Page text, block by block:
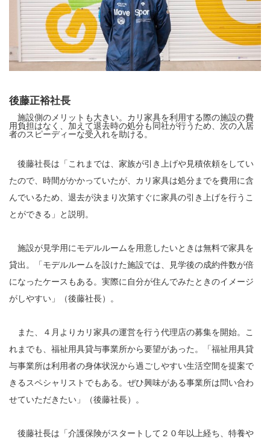
後藤正裕社長
施設側のメリットも大きい。カリ家具を利用する際の施設の費
用負担はなく、加えて退去時の処分も同社が行うため、次の入居
者のスピーディーな受入れを助ける。
後藤社長は「これまでは、家族が引き上げや見積依頼をしてい
たので、時間がかかっていたが、カリ家具は処分までを費用に含
んでいるため、退去が決まり次第すぐに家具の引き上げを行うこ
とができる」と説明。
施設が見学用にモデルルームを用意したいときは無料で家具を
貸出。「モデルルームを設けた施設では、見学後の成約件数が倍
になったケースもある。実際に自分が住んでみたときのイメージ
がしやすい」（後藤社長）。
また、４月よりカリ家具の運営を行う代理店の募集を開始。こ
れまでも、福祉用具貸与事業所から要望があった。「福祉用具貸
与事業所は利用者の身体状況から過ごしやすい生活空間を提案で
きるスペシャリストでもある。ぜひ興味がある事業所は問い合わ
せていただきたい」（後藤社長）。
後藤社長は「介護保険がスタートして２０年以上経ち、特養や